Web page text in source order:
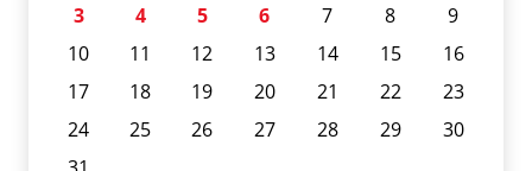
3
4 5 6 7 8
9
10
11 12 13 14 15
16
17
18 19 20 21 22
23
24
25 26 27 28 29
30